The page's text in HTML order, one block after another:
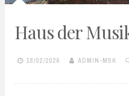
Haus der
18/02/2026 ADMIN-MSK